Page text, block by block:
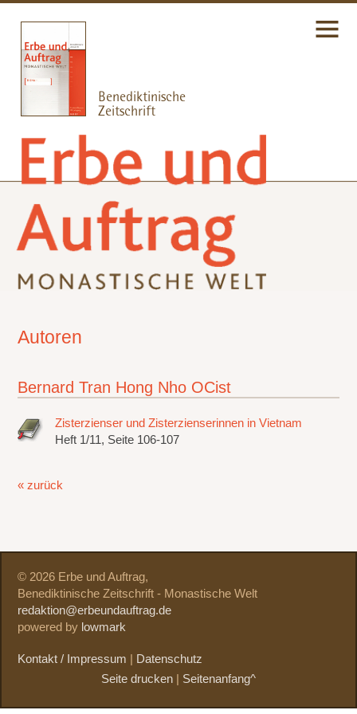
Autoren
Bernard Tran Hong Nho OCist
Zisterzienser und Zisterzienserinnen in Vietnam
Heft 1/11, Seite 106-107
« zurück
© 2026 Erbe und Auftrag,
Benediktinische Zeitschrift - Monastische Welt
redaktion@erbeundauftrag.de
powered by lowmark
Kontakt / Impressum
Datenschutz
Seite drucken
Seitenanfang^